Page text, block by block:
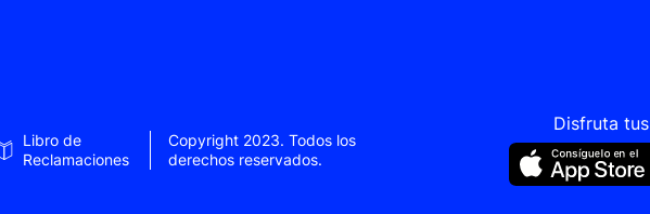
Xiaomi Redmi 13C
Xiaomi Redmi Note 10 Xiaomi Redmi Note 10 Pro Xiaomi Redmi Note 10s
Xiaomi Redmi Note 12s
Libro de
Reclamaciones
Copyright 2023. Todos los
derechos reservados.
Disfruta tus